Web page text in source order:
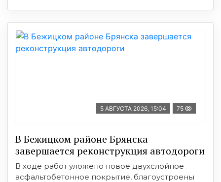
5 АВГУСТА 2026, 15:04 75
В Бежицком районе Брянска
завершается реконструкция автодороги
В ходе работ уложено новое двухслойное
асфальтобетонное покрытие, благоустроены